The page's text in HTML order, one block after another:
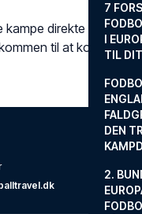
7
I
TIL
DEN
2.
direkte på
til at kontakte